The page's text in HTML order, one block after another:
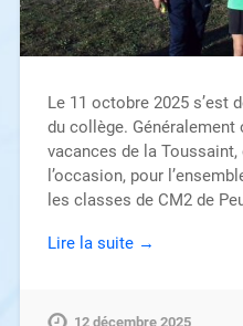
Le 11 octobre 2025 s’est
du collège.
vacances de la
l’occasion, pour
les classes de CM2 de
Lire la suite →
12 décembre 2025